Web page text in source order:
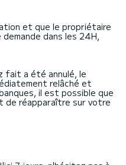
et que le propriétaire
dans les 24H,
fait a été annulé, le
relâché et
il est possible que
de réapparaître sur votre